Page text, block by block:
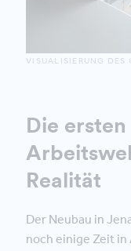
VISUALISIERUNG DES
Die
Realität
Der Neubau in
noch einige Zeit